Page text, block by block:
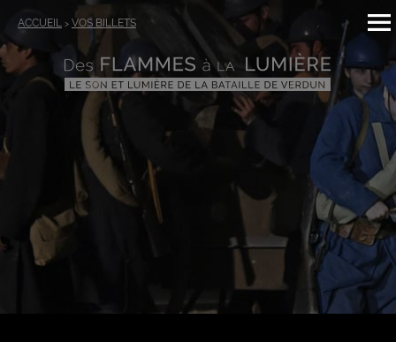
ACCUEIL > VOS BILLETS